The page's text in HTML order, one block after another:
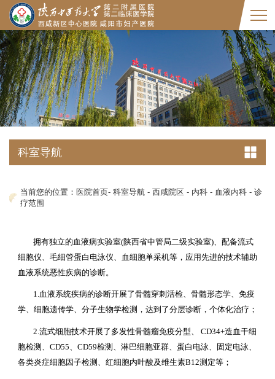
科室导航
当前您的位置： 医院首页- 科室导航 - 西咸院区- 内科- 血液内科- 诊
疗范围
拥有独立的血液病实验室(陕西省中管局二级实验室)、配备流式
细胞仪、毛细管蛋白电泳仪、血细胞单采机等，应用先进的技术辅助
血液系统恶性疾病的诊断。
1.血液系统疾病的诊断开展了骨髓穿刺活检、骨髓形态学、免疫
学、细胞遗传学、分子生物学检测，达到了分层诊断，个体化治疗；
2.流式细胞技术开展了多发性骨髓瘤免疫分型、 CD34+造血干细
胞检测、CD55、CD59检测、淋巴细胞亚群、蛋白电泳、固定电泳、
各类炎症细胞因子检测、红细胞内叶酸及维生素B12测定等；